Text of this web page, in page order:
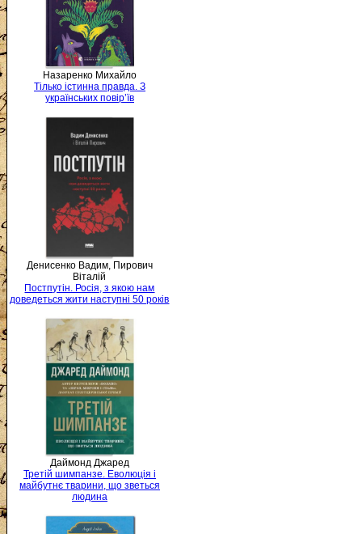
Назаренко Михайло
Тілько істинна правда. З
українських повір’їв
Денисенко Вадим, Пирович
Віталій
Постпутін. Росія, з якою нам
доведеться жити наступні 50 років
Даймонд Джаред
Третій шимпанзе. Еволюція і
майбутнє тварини, що зветься
людина